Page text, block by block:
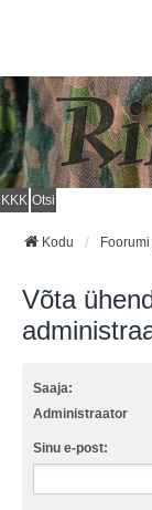
KKK Otsi
Kodu
Võta
Saaja:
Administraator
Sinu e-post: